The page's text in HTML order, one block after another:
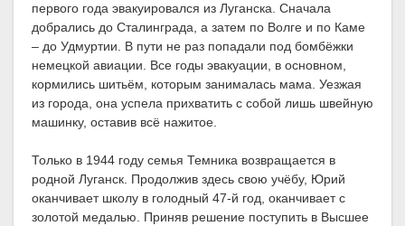
первого года эвакуировался из Луганска. Сначала
добрались до Сталинграда, а затем по Волге и по Каме
– до Удмуртии. В пути не раз попадали под бомбёжки
немецкой авиации. Все годы эвакуации, в основном,
кормились шитьём, которым занималась мама. Уезжая
из города, она успела прихватить с собой лишь швейную
машинку, оставив всё нажитое.
Только в 1944 году семья Темника возвращается в
родной Луганск. Продолжив здесь свою учёбу, Юрий
оканчивает школу в голодный 47-й год, оканчивает с
золотой медалью. Приняв решение поступить в Высшее